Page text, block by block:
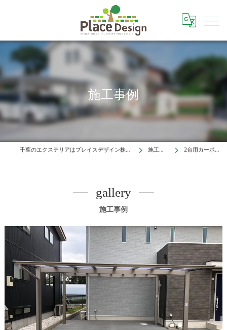
施工事例
千葉のエクステリアはプレイスデザイン株式会社 施工事例 2台用カーポート
施工事例
gallery